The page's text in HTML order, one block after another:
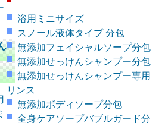
浴用ミニサイズ
スノール液体タイプ 分包
無添加フェイシャルソープ分包
無添加せっけんシャンプー分包
無添加せっけんシャンプー専用
リンス
無添加ボディソープ分包
全身ケアソープバブルガード分